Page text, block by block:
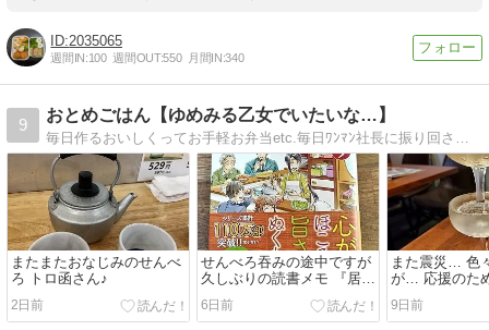
2035065
週間IN:100 週間OUT:550 月間IN:340
9
おとめごはん【ゆめみる乙女でいたいな…】
毎日作るおいしくってお手軽お弁当etc.毎日ﾜﾝﾏﾝ社長に振り回されている秘書の独り言
またまたおなじみのせんべ
ろ トロ函さん♪
2日前
せんべろ吞みの途中ですが
久しぶりの読書メモ 『居酒
屋ぼったくり ⑨』
6日前
また震災… 色
が… 応援のた
馴染みせんべろ
9日前